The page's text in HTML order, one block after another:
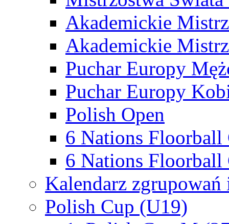
Akademickie
Akademickie
Puchar Europy
Puchar Europy
Polish Open
6 Nations Floorball
6 Nations Floorball
Kalendarz
Polish Cup (U19)